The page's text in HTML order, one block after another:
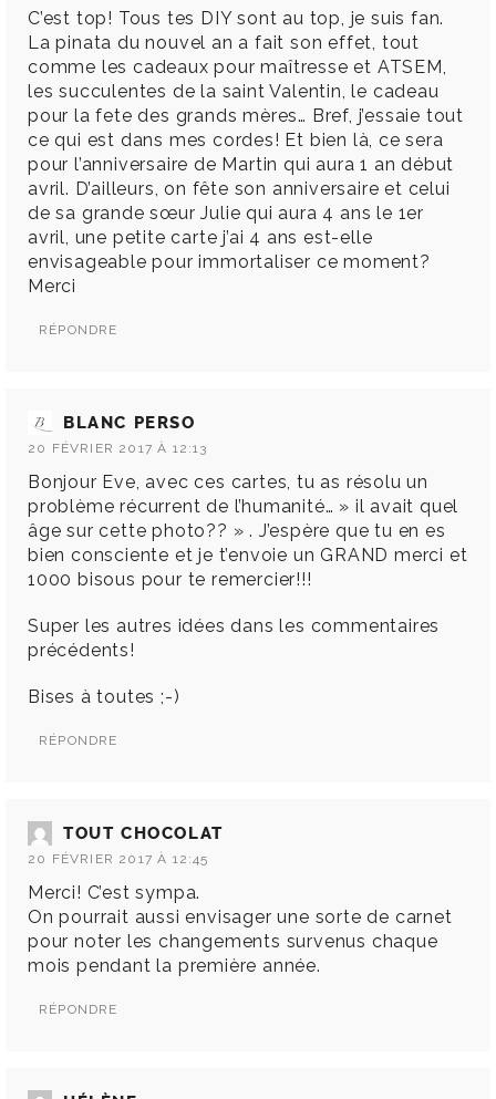
C’est top! Tous tes DIY sont au top, je suis fan.
La pinata du nouvel an a fait son effet, tout
comme les cadeaux pour maîtresse et ATSEM,
les succulentes de la saint Valentin, le cadeau
pour la fete des grands mères… Bref, j’essaie tout
ce qui est dans mes cordes! Et bien là, ce sera
pour l’anniversaire de Martin qui aura 1 an début
avril. D’ailleurs, on fête son anniversaire et celui
de sa grande sœur Julie qui aura 4 ans le 1er
avril, une petite carte j’ai 4 ans est-elle
envisageable pour immortaliser ce moment?
Merci
RÉPONDRE
BLANC PERSO
20 FÉVRIER 2017 À 12:13
Bonjour Eve, avec ces cartes, tu as résolu un
problème récurrent de l’humanité… » il avait quel
âge sur cette photo?? » . J’espère que tu en es
bien consciente et je t’envoie un GRAND merci et
1000 bisous pour te remercier!!!
Super les autres idées dans les commentaires
précédents!
Bises à toutes ;-)
RÉPONDRE
TOUT CHOCOLAT
20 FÉVRIER 2017 À 12:45
Merci! C’est sympa.
On pourrait aussi envisager une sorte de carnet
pour noter les changements survenus chaque
mois pendant la première année.
RÉPONDRE